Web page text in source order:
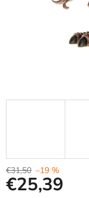
€31,50 –19 %
€25,39